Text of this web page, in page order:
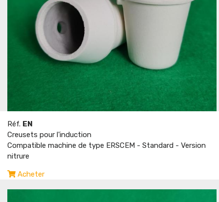
Réf. EN
Creusets pour l'induction
Compatible machine de type ERSCEM - Standard - Version
nitrure
Acheter